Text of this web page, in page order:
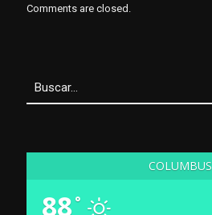
Comments are closed.
COLUMBUS
88°